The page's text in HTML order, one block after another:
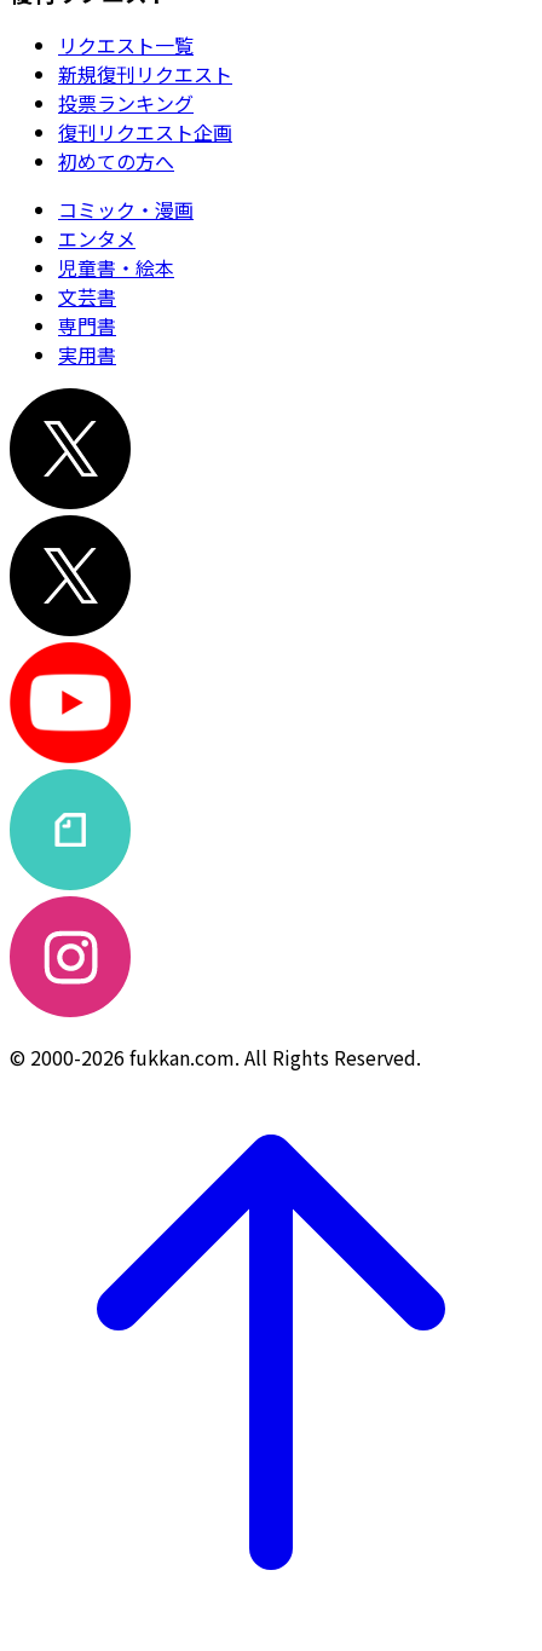
リクエスト一覧
新規復刊リクエスト
投票ランキング
復刊リクエスト企画
初めての方へ
コミック・漫画
エンタメ
児童書・絵本
文芸書
専門書
実用書
© 2000-2026 fukkan.com. All Rights Reserved.